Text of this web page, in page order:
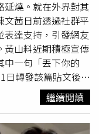
延燒。就在外界對其
文茜日前透過社群平
表達支持，引發網友
黃山料近期積極宣傳
中一句「丟下你的
日轉發該篇貼文後，
的人，可以原諒，也
也可以不在乎。人生
，你為閱讀者寫
繼續閱讀